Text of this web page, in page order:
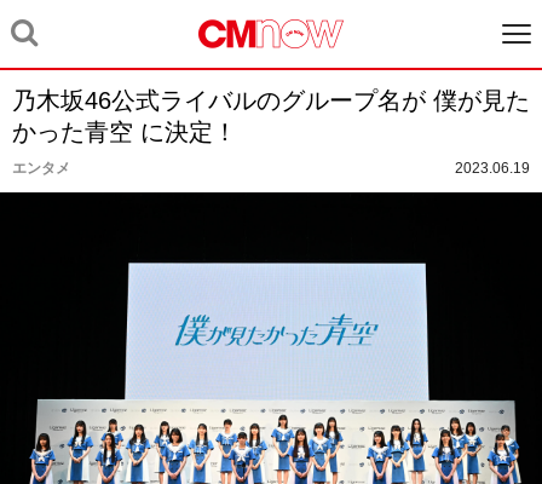
乃⽊坂46公式ライバルのグループ名が 僕が⾒た
かった⻘空 に決定！
エンタメ 2023.06.19